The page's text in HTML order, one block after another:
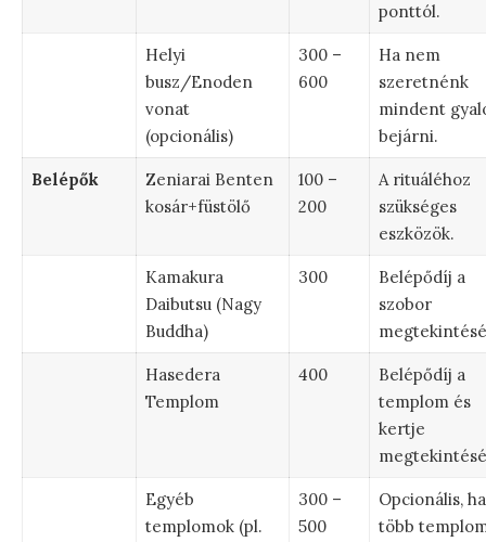
ponttól.
Helyi
busz/Enoden
vonat
(opcionális)
300 –
600
Ha nem
szeretnénk
mindent
bejárni.
Belépők
Zeniarai Benten
kosár+füstölő
100 –
200
A rituáléhoz
szükséges
eszközök.
Kamakura
Daibutsu (Nagy
Buddha)
300
Belépődíj a
szobor
Hasedera
Templom
400
Belépődíj a
templom és
kertje
Egyéb
templomok (pl.
300 –
500
Opcionális, ha
több